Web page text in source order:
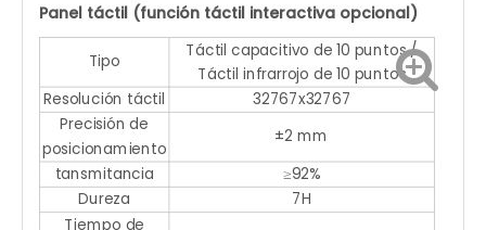
Panel táctil (función táctil interactiva opcional)
Tipo
Táctil capacitivo de 10 puntos /
Táctil infrarrojo de 10 puntos
Resolución táctil
32767x32767
Precisión de
posicionamiento
±2 mm
tansmitancia
≥92%
Dureza 7H
Tiempo de